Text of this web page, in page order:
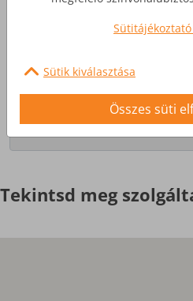
Nagyobb igényekre,
Érdekel
Tekintsd meg
Sütik kiválasztása
Összes süti